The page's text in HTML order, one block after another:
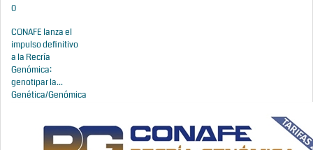
0
CONAFE lanza el
impulso definitivo
a la Recría
Genómica:
genotipar la...
Genética/Genómica